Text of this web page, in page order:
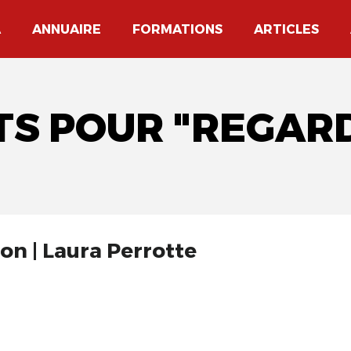
ANNUAIRE FORMATIONS ARTICLES
POUR
| Laura Perrotte